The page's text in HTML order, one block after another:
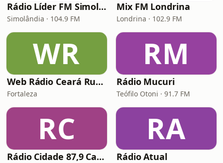
Rádio Líder FM Simolândia
Simolândia · 104.9 FM
Mix FM Londrina
Londrina · 102.9 FM
WR
Web Rádio Ceará Rural
Fortaleza
RM
Rádio Mucuri
Teófilo Otoni · 91.7 FM
RC
Rádio Cidade 87,9 Campos Gerais
RA
Rádio Atual